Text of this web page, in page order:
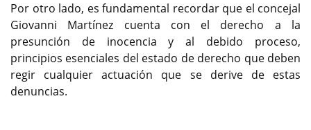
Por otro lado, es fundamental recordar que el concejal
Giovanni Martínez cuenta con el derecho a la
presunción de inocencia y al debido proceso,
principios esenciales del estado de derecho que deben
regir cualquier actuación que se derive de estas
denuncias.